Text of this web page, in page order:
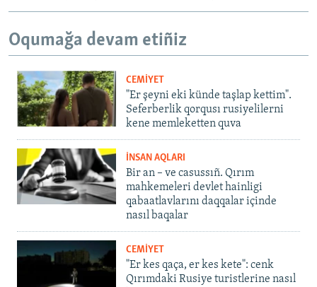
Oqumağa devam etiñiz
CEMİYET
"Er şeyni eki künde taşlap kettim".
Seferberlik qorqusı rusiyelilerni
kene memleketten quva
İNSAN AQLARI
Bir an – ve casussıñ. Qırım
mahkemeleri devlet hainligi
qabaatlavlarını daqqalar içinde
nasıl baqalar
CEMİYET
"Er kes qaça, er kes kete": cenk
Qırımdaki Rusiye turistlerine nasıl